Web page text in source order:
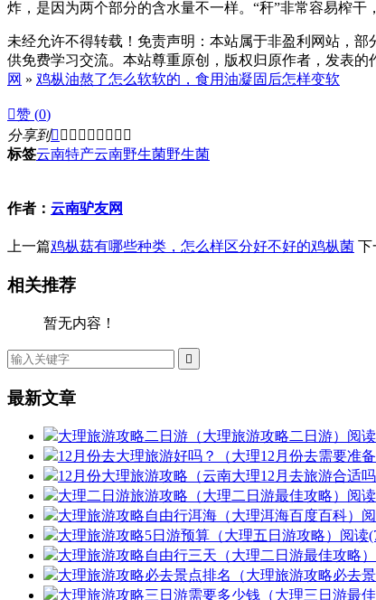
炸，是因为两个部分的含水量不一样。“秆”非常容易榨干
未经允许不得转载！免责声明：本站属于非盈利网站，
供免费学习交流。本站尊重原创，版权归原作者，发表的
网 » 鸡枞油熬了怎么软软的，食用油凝固后怎样变软
赞 (0)
分享到        
标签云南特产云南野生菌野生菌
作者： 云南驴友网
上一篇鸡枞菇有哪些种类，怎么样区分好不好的鸡枞菌 下
相关推荐
暂无内容！

最新文章
大理旅游攻略二日游（大理旅游攻略二日游） 阅
12月份去大理旅游好吗？（大理12月份去需要准备
12月份大理旅游攻略（云南大理12月去旅游合适吗
大理二日游旅游攻略（大理二日游最佳攻略） 阅
大理旅游攻略自由行洱海（大理洱海百度百科）
大理旅游攻略5日游预算（大理五日游攻略） 阅读
大理旅游攻略自由行三天（大理二日游最佳攻略）
大理旅游攻略必去景点排名（大理旅游攻略必去景
大理旅游攻略三日游需要多少钱（大理三日游最佳